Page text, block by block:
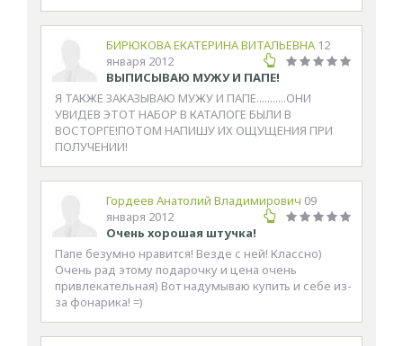
БИРЮКОВА ЕКАТЕРИНА ВИТАЛЬЕВНА 12
января 2012
ВЫПИСЫВАЮ МУЖУ И ПАПЕ!
Я ТАКЖЕ ЗАКАЗЫВАЮ МУЖУ И ПАПЕ...........ОНИ
УВИДЕВ ЭТОТ НАБОР В КАТАЛОГЕ БЫЛИ В
ВОСТОРГЕ!ПОТОМ НАПИШУ ИХ ОЩУЩЕНИЯ ПРИ
ПОЛУЧЕНИИ!
Гордеев Анатолий Владимирович 09
января 2012
Очень хорошая штучка!
Папе безумно нравится! Везде с ней! Классно)
Очень рад этому подарочку и цена очень
привлекательная) Вот надумываю купить и себе из-
за фонарика! =)